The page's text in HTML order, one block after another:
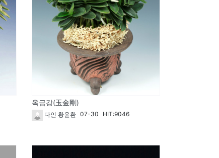
옥금강(玉金剛)
다인 황윤환 07-30 HIT:9046